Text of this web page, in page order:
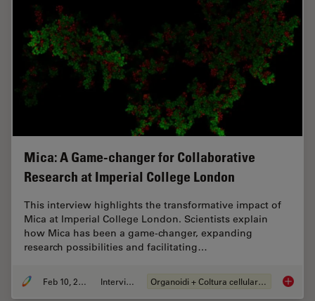
Mica: A Game-changer for Collaborative
Research at Imperial College London
This interview highlights the transformative impact of
Mica at Imperial College London. Scientists explain
how Mica has been a game-changer, expanding
research possibilities and facilitating…
Feb 10, 2025 Intervista Organoidi + Coltura cellulare 3D Mica: A